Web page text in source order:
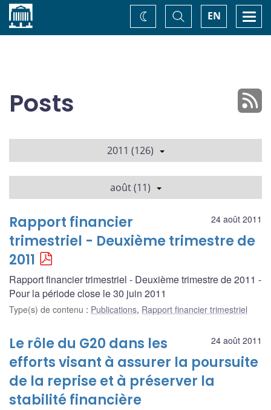
Accueil EN
Basculer
la
recherche
Changez
de
Posts
2011 (126)
août (11)
24 août 2011
Rapport financier
trimestriel - Deuxième trimestre de
2011
Rapport financier trimestriel - Deuxième trimestre de 2011 -
Pour la période close le 30 juin 2011
Type(s) de contenu : Publications, Rapport financier trimestriel
24 août 2011
Le rôle du G20 dans les
efforts visant à assurer la poursuite
de la reprise et à préserver la
stabilité financière